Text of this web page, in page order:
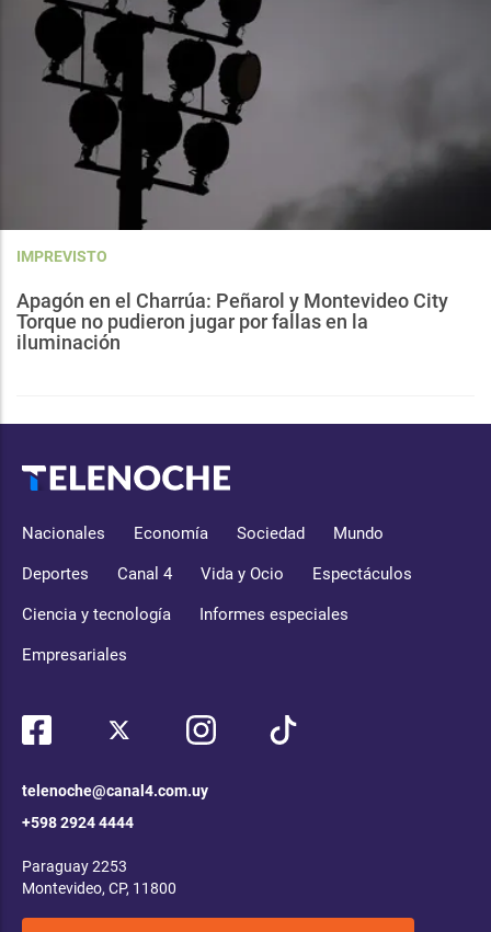
IMPREVISTO
Apagón en el Charrúa: Peñarol y Montevideo City
Torque no pudieron jugar por fallas en la
iluminación
Nacionales Economía Sociedad Mundo
Deportes Canal 4 Vida y Ocio Espectáculos
Ciencia y tecnología Informes especiales
Empresariales
telenoche@canal4.com.uy
+598 2924 4444
Paraguay 2253
Montevideo, CP, 11800